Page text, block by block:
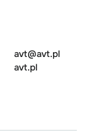
avt@avt.pl
avt.pl